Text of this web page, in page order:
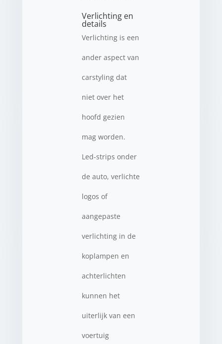
Verlichting en
details
Verlichting is een
ander aspect van
carstyling dat
niet over het
hoofd gezien
mag worden.
Led-strips onder
de auto, verlichte
logos of
aangepaste
verlichting in de
koplampen en
achterlichten
kunnen het
uiterlijk van een
voertuig